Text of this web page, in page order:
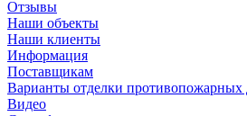
Отзывы
Наши объекты
Наши клиенты
Информация
Поставщикам
Варианты отделки противопожарных
Видео